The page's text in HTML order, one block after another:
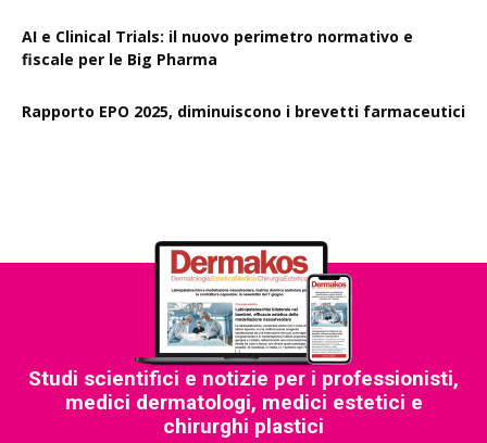
AI e Clinical Trials: il nuovo perimetro normativo e
fiscale per le Big Pharma
Rapporto EPO 2025, diminuiscono i brevetti farmaceutici
Studi scientifici e notizie per i professionisti,
medici dermatologi, medici estetici e
chirurghi plastici